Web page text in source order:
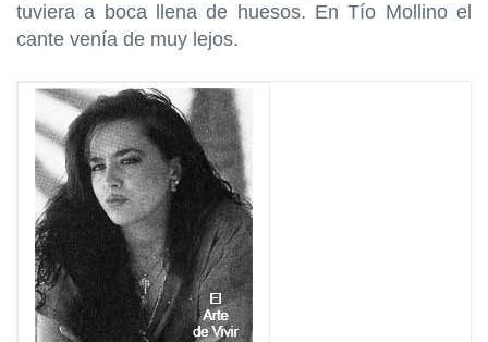
tuviera a boca llena de huesos. En Tío Mollino el
cante venía de muy lejos.